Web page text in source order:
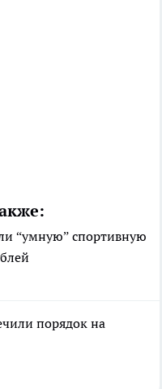
“умную” спортивную
порядок на